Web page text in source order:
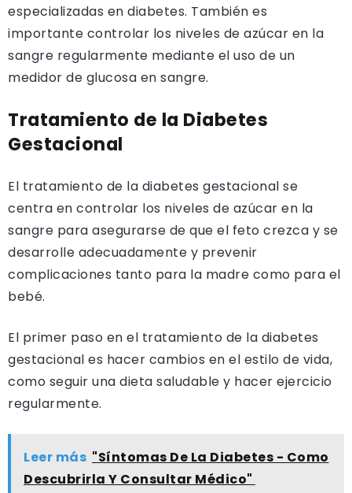
especializadas en diabetes. También es
importante controlar los niveles de azúcar en la
sangre regularmente mediante el uso de un
medidor de glucosa en sangre.
Tratamiento de la Diabetes
Gestacional
El tratamiento de la diabetes gestacional se
centra en controlar los niveles de azúcar en la
sangre para asegurarse de que el feto crezca y se
desarrolle adecuadamente y prevenir
complicaciones tanto para la madre como para el
bebé.
El primer paso en el tratamiento de la diabetes
gestacional es hacer cambios en el estilo de vida,
como seguir una dieta saludable y hacer ejercicio
regularmente.
Leer más "Síntomas De La Diabetes - Como
Descubrirla Y Consultar Médico"